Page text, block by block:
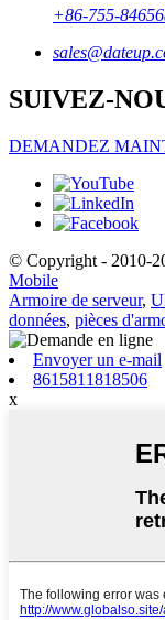
+86-755-
SUIVEZ-
DEMANDEZ
© Copyright - 2010-
Mobile
Armoire de serveur,
données, pièces
Envoyer un e-mail
8615811818506
x